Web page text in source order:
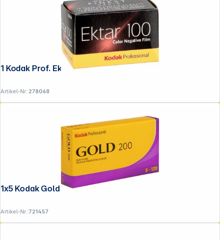
1 Kodak Prof. Ektar 100 135/36
Artikel-Nr.:278068
1x5 Kodak Gold prof. 200 120
Artikel-Nr.:721457